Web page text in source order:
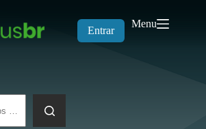
Entrar
Menu